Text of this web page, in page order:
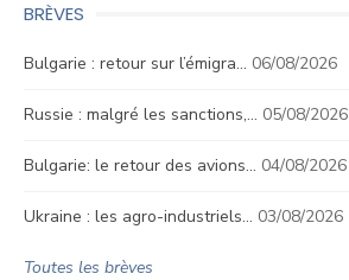
BRÈVES
Bulgarie : retour sur l’émigra… 06/08/2026
Russie : malgré les sanctions,… 05/08/2026
Bulgarie: le retour des avions… 04/08/2026
Ukraine : les agro-industriels… 03/08/2026
Toutes les brèves